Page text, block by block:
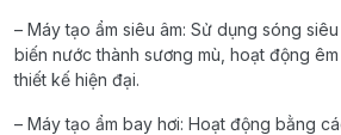
– Máy tạo ẩm siêu âm: Sử dụng sóng
biến nước thành sương mù, hoạt động
thiết kế hiện đại.
– Máy tạo ẩm bay hơi: Hoạt động bằng